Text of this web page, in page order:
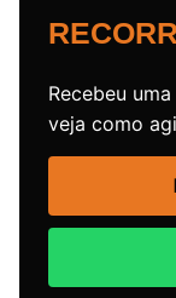
Recebeu
veja como